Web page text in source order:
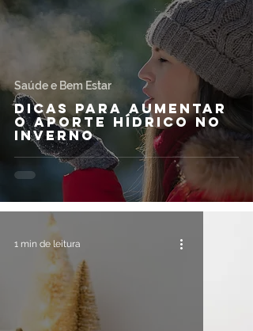
Dicas para aumentar
o aporte hídrico no
Inverno
Saúde e Bem Estar
1 min de leitura